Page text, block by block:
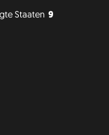
Staaten 9